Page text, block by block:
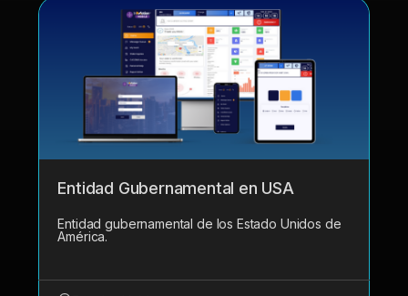
Entidad Gubernamental en USA
Entidad gubernamental de los Estado Unidos de
América.